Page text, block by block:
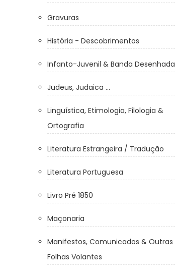
Gravuras
História - Descobrimentos
Infanto-Juvenil & Banda Desenhada
Judeus, Judaica ...
Linguística, Etimologia, Filologia &
Ortografia
Literatura Estrangeira / Tradução
Literatura Portuguesa
Livro Pré 1850
Maçonaria
Manifestos, Comunicados & Outras
Folhas Volantes